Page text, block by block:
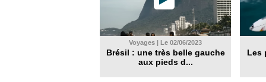
Voyages | Le 02/06/2023
Brésil : une très belle gauche
aux pieds d...
Les